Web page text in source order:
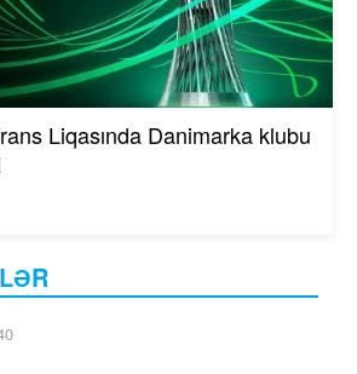
Liqasında Danimarka klubu